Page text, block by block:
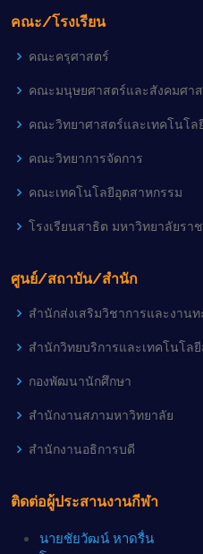
คณะ/โรงเรียน
คณะครุศาสตร์
คณะมนุษยศาสตร์และสังคมศา
คณะวิทยาศาสตร์และเทคโนโล
คณะวิทยาการจัดการ
คณะเทคโนโลยีอุตสาหกรรม
โรงเรียนสาธิต มหาวิทยาลัยร
ศูนย์/สถาบัน/สำนัก
สำนักส่งเสริมวิชาการและงานท
สำนักวิทยบริการและเทคโนโล
กองพัฒนานักศึกษา
สำนักงานสภามหาวิทยาลัย
สำนักงานอธิการบดี
ติดต่อผู้ประสานงานกีฬา
นายชัยวัฒน์ หาดรื่น